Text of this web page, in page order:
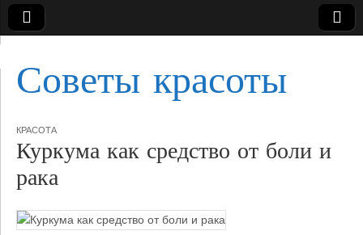
Советы красоты
КРАСОТА
Куркума как средство от боли и
рака